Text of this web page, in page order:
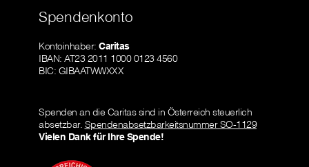
Spendenkonto
Kontoinhaber: Caritas
IBAN: AT23 2011 1000 0123 4560
BIC: GIBAATWWXXX
Spenden an die Caritas sind in Österreich steuerlich
absetzbar. Spendenabsetzbarkeitsnummer SO-1129
Vielen Dank für Ihre Spende!